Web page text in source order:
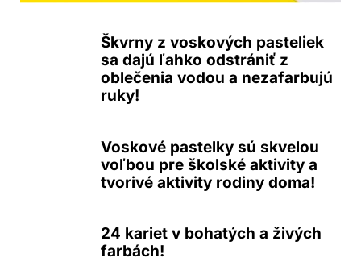
Škvrny z voskových pasteliek
sa dajú ľahko odstrániť z
oblečenia vodou a nezafarbujú
ruky!
Voskové pastelky sú skvelou
voľbou pre školské aktivity a
tvorivé aktivity rodiny doma!
24 kariet v bohatých a živých
farbách!